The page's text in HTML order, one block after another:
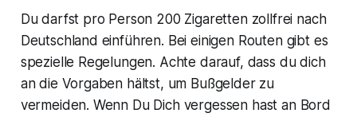
Du darfst pro Person 200 Zigaretten zollfrei nach
Deutschland einführen. Bei einigen Routen gibt es
spezielle Regelungen. Achte darauf, dass du dich
an die Vorgaben hältst, um Bußgelder zu
vermeiden. Wenn Du Dich vergessen hast an Bord